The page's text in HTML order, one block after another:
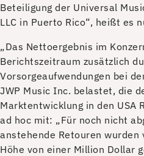
Beteiligung der Universal
LLC in Puerto Rico“, heißt es
„Das Nettoergebnis im
Berichtszeitraum zusätzlich
Vorsorgeaufwendungen bei
JWP Music Inc. belastet, die
Marktentwicklung in den USA
ad hoc mit: „Für noch nicht
anstehende Retouren wurden
Höhe von einer Million Dollar